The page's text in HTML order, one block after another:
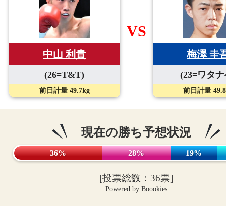
中山 利貴
(26=T&T)
前日計量 49.7kg
VS
梅澤 圭
(23=ワタ
前日計量
現在の勝ち予想状況
36% 28% 19%
[投票総数：36票]
Powered by Boookies